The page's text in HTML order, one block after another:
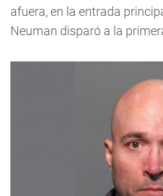
afuera, en la entrada
Neuman disparó a la